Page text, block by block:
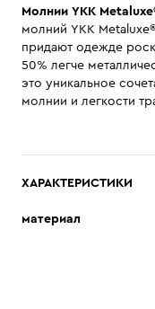
Молнии YKK
молний YKK
придают одежде
50% легче
это уникальное
молнии и легкости
ХАРАКТЕРИСТИКИ
материал